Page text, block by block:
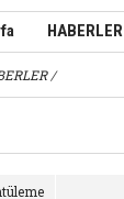
HABERLER
/